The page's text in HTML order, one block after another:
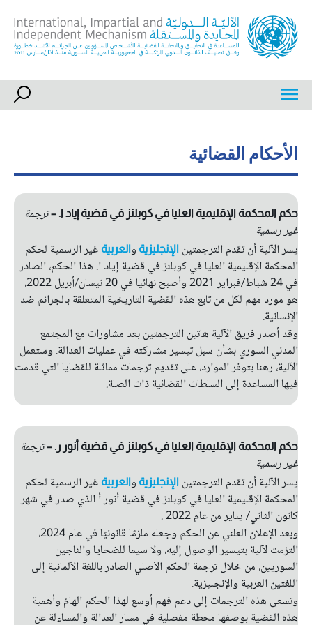
content
IIIM
International, Impartial and Independent Mechanism
الأحكام القضائية
حكم المحكمة الإقليمية العليا في كوبلنز في قضية إياد ا. –ترجمة
غير رسمية
يسر الآلية أن تقدم الترجمتين الإنجليزية والعربية غير الرسمية لحكم
المحكمة الإقليمية العليا في كوبلنز في قضية إياد ا. هذا الحكم، الصادر
في 24 شباط/فبراير 2021 وأصبح نهائيا في 20 نيسان/أبريل 2022،
هو مورد مهم لكل من تابع هذه القضية التاريخية المتعلقة بالجرائم ضد
الإنسانية.
وقد أصدر فريق الآلية هاتين الترجمتين بعد مشاورات مع المجتمع
المدني السوري بشأن سبل تيسير مشاركته في عمليات العدالة. وستعمل
الآلية، رهنا بتوفر الموارد، على تقديم ترجمات مماثلة للقضايا التي قدمت
فيها المساعدة إلى السلطات القضائية ذات الصلة.
حكم المحكمة الإقليمية العليا في كوبلنز في قضية أنور ر. –ترجمة
غير رسمية
يسر الآلية أن تقدم الترجمتين الإنجليزية والعربية غير الرسمية لحكم
المحكمة الإقليمية العليا في كوبلنز في قضية أنور أ الذي صدر في شهر
كانون الثاني/ يناير من عام 2022 .
وبعد الإعلان العلني عن الحكم وجعله ملزمًا قانونيًا في عام 2024،
التزمت لآلية بتيسير الوصول إليه، ولا سيما للضحايا والناجين
السوريين، من خلال ترجمة الحكم الأصلي الصادر باللغة الألمانية إلى
اللغتين العربية والإنجليزية.
وتسعى هذه الترجمات إلى دعم فهم أوسع لهذا الحكم الهامّ وأهمية
هذه القضية بوصفها محطة مفصلية في مسار العدالة والمساءلة عن